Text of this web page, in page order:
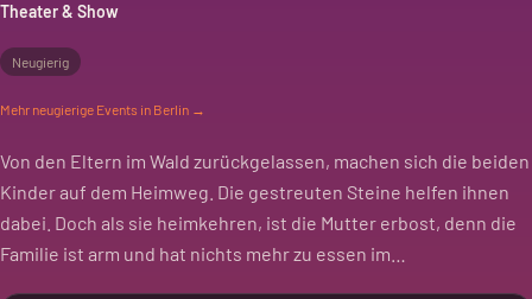
Theater & Show
Neugierig
Mehr neugierige Events in Berlin →
Von den Eltern im Wald zurückgelassen, machen sich die beiden
Kinder auf dem Heimweg. Die gestreuten Steine helfen ihnen
dabei. Doch als sie heimkehren, ist die Mutter erbost, denn die
Familie ist arm und hat nichts mehr zu essen im…